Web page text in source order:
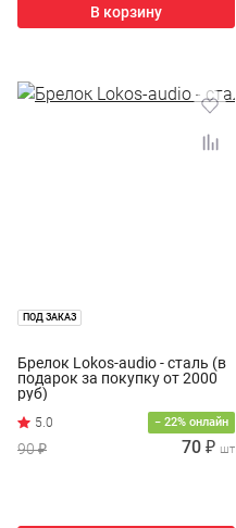
В корзину
ПОД ЗАКАЗ
Брелок Lokos-audio - сталь (в
подарок за покупку от 2000
руб)
− 22% онлайн
90 ₽ 70 ₽ шт